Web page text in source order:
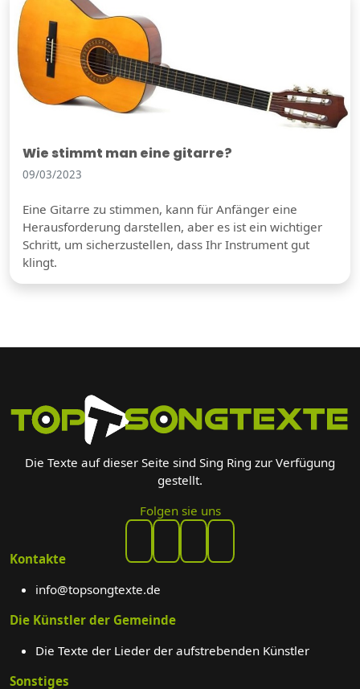
Wie stimmt man eine gitarre?
09/03/2023
Eine Gitarre zu stimmen, kann für Anfänger eine
Herausforderung darstellen, aber es ist ein wichtiger
Schritt, um sicherzustellen, dass Ihr Instrument gut
klingt.
Die Texte auf dieser Seite sind Sing Ring zur Verfügung
gestellt.
Folgen sie uns
Kontakte
info@topsongtexte.de
Die Künstler der Gemeinde
Die Texte der Lieder der aufstrebenden Künstler
Sonstiges